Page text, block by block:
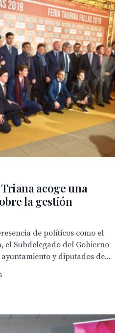
acoge una
la gestión
de políticos como el
el Subdelegado del Gobierno
y diputados de...